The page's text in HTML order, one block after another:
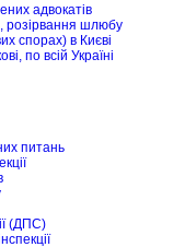
адвокатів
розірвання шлюбу
спорах) в Києві
по всій Україні
питань
(ДПС)